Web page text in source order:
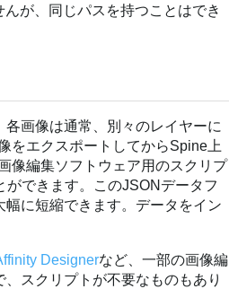
が、同じパスを持つことはでき
画像は通常、別々のレイヤーに
をエクスポートしてからSpine上
像編集ソフトウェア用のスクリプ
ができます。このJSONデータフ
に短縮できます。データをイン
Designerなど、一部の画像編
スクリプトが不要なものもあり